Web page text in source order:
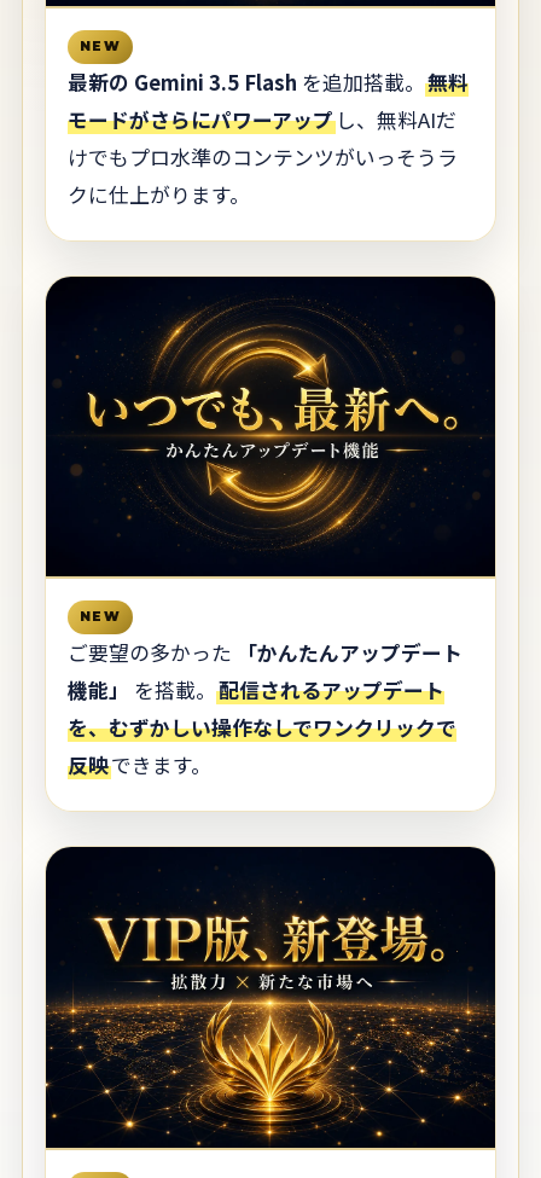
NEW
最新の Gemini 3.5 Flash を追加搭載。 無料
モードがさらにパワーアップ し、無料AIだ
けでもプロ水準のコンテンツがいっそうラ
クに仕上がります。
NEW
ご要望の多かった
「かんたんアップデート
機能」
を搭載。 配信されるアップデート
を、むずかしい操作なしでワンクリックで
反映できます。